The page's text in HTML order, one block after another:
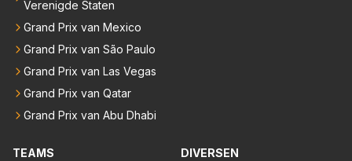
Verenigde Staten
Grand Prix van Mexico
Grand Prix van São Paulo
Grand Prix van Las Vegas
Grand Prix van Qatar
Grand Prix van Abu Dhabi
TEAMS
DIVERSEN